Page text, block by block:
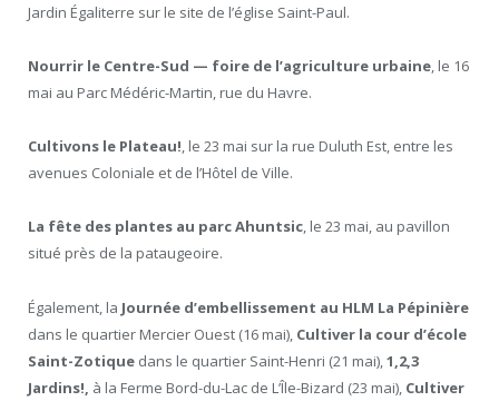
Jardin Égaliterre sur le site de l’église Saint-Paul.
Nourrir le Centre-Sud — foire de l’agriculture urbaine, le 16
mai au Parc Médéric-Martin, rue du Havre.
Cultivons le Plateau!, le 23 mai sur la rue Duluth Est, entre les
avenues Coloniale et de l’Hôtel de Ville.
La fête des plantes au parc Ahuntsic, le 23 mai, au pavillon
situé près de la pataugeoire.
Également, la Journée d’embellissement au HLM La Pépinière
dans le quartier Mercier Ouest (16 mai), Cultiver la cour d’école
Saint-Zotique dans le quartier Saint-Henri (21 mai), 1,2,3
Jardins!, à la Ferme Bord-du-Lac de L’Île-Bizard (23 mai), Cultiver